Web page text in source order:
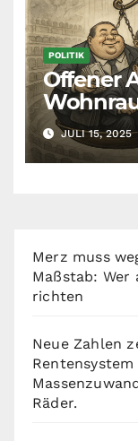
POLITIK
Offener
Fairness
JULI 15, 2025
Merz muss
Maßstab:
richten
Neue Zahlen
Räder.